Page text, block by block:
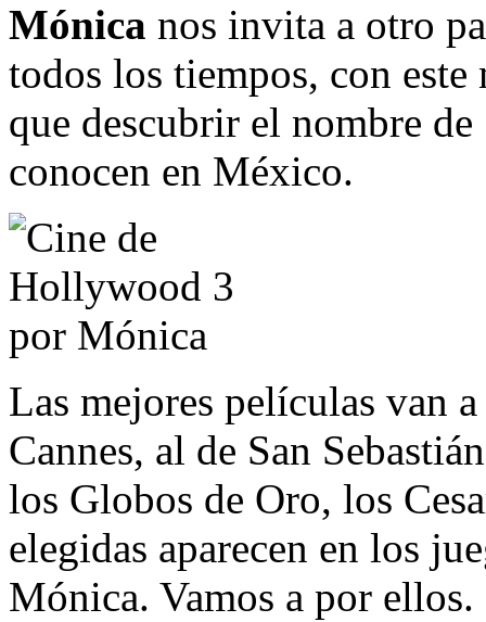
Mónica nos invita a otro
todos los tiempos, con
que descubrir el nombre
conocen en México.
Las mejores películas van
Cannes, al de San
los Globos de Oro, los
elegidas aparecen en los
Mónica. Vamos a por ellos.